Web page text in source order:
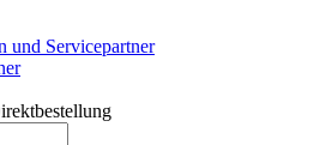
und Servicepartner